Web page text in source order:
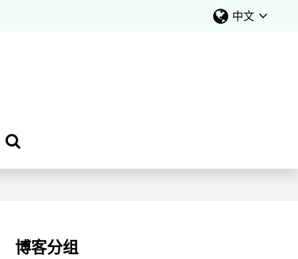
中文
博客分组